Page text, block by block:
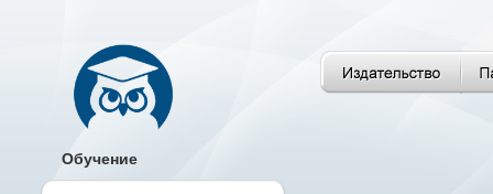
Обучение